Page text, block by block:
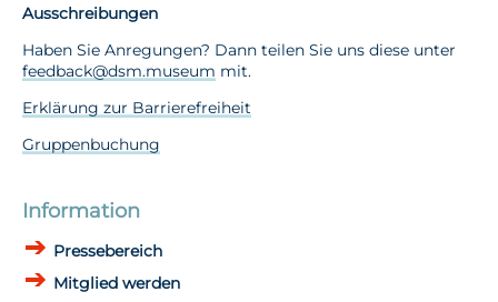
Ausschreibungen
Haben Sie Anregungen? Dann teilen Sie uns diese unter
feedback@dsm.museum mit.
Erklärung zur Barrierefreiheit
Gruppenbuchung
Information
Pressebereich
Mitglied werden